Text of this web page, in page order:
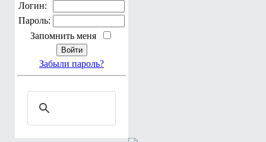
Логин:
Пароль:
Запомнить меня
Забыли пароль?